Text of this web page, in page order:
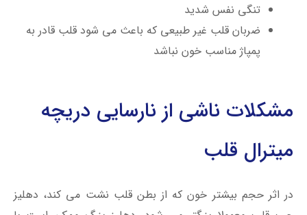
تنگی نفس شدید
ضربان قلب غیر طبیعی که باعث می شود قلب قادر به
پمپاژ مناسب خون نباشد
مشکلات ناشی از نارسایی دریچه
میترال قلب
در اثر حجم بیشتر خون که از بطن قلب نشت می کند، دهلیز